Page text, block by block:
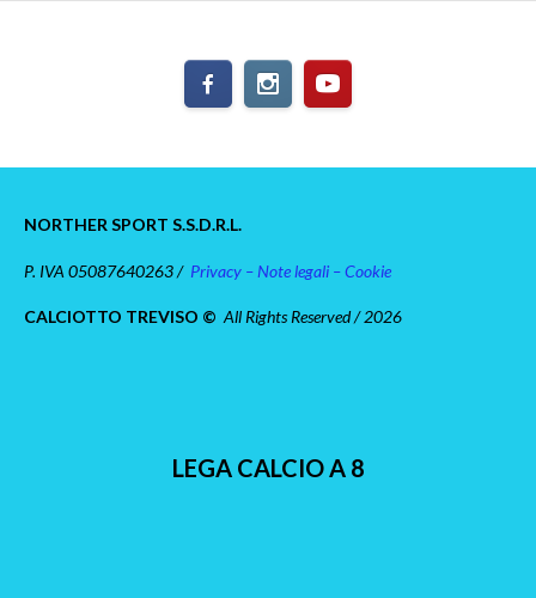
NORTHER SPORT S.S.D.R.L.
P. IVA 05087640263 / Privacy – Note legali – Cookie
CALCIOTTO TREVISO © All Rights Reserved / 2026
LEGA CALCIO A 8